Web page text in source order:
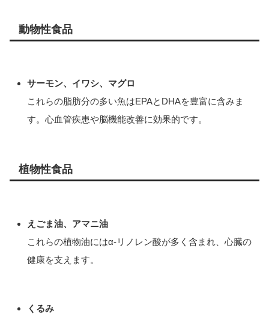
動物性食品
サーモン、イワシ、マグロ
これらの脂肪分の多い魚はEPAとDHAを豊富に含みま
す。心血管疾患や脳機能改善に効果的です。
植物性食品
えごま油、アマニ油
これらの植物油にはα-リノレン酸が多く含まれ、心臓の
健康を支えます。
くるみ